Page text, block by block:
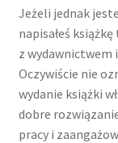
Jeżeli jednak
napisałeś
z wydawnictwem
Oczywiście nie
wydanie książki
dobre
pracy i